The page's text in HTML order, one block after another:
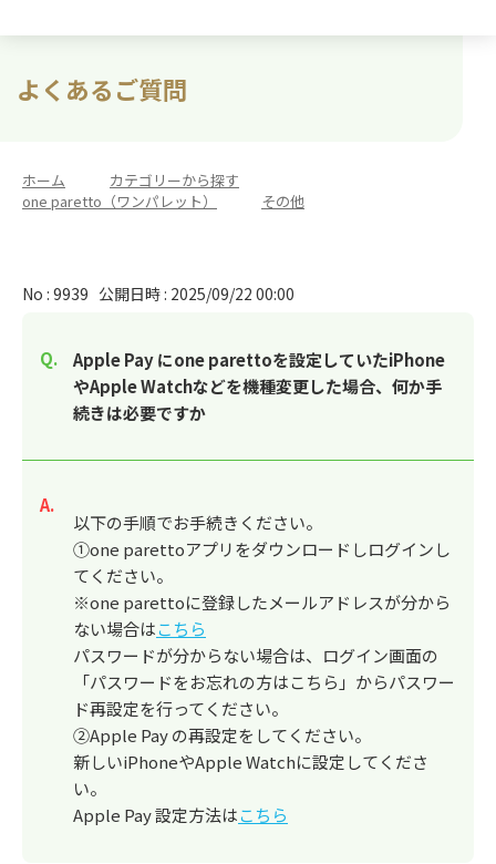
よくあるご質問
ホーム カテゴリーから探す
one paretto（ワンパレット）
その他
No : 9939 公開日時 : 2025/09/22 00:00
Apple Pay にone parettoを設定していたiPhone
やApple Watchなどを機種変更した場合、何か手
続きは必要ですか
以下の手順でお手続きください。
①one parettoアプリをダウンロードしログインし
てください。
※one parettoに登録したメールアドレスが分から
ない場合はこちら
パスワードが分からない場合は、ログイン画面の
「パスワードをお忘れの方はこちら」からパスワー
ド再設定を行ってください。
②Apple Pay の再設定をしてください。
新しいiPhoneやApple Watchに設定してくださ
い。
Apple Pay 設定方法はこちら